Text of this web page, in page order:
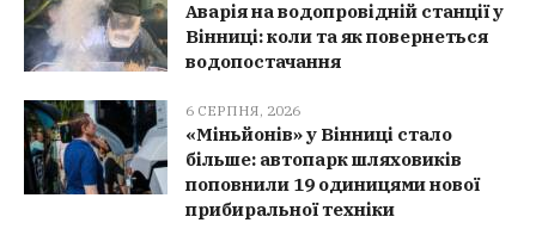
Аварія на водопровідній станції у
Вінниці: коли та як повернеться
водопостачання
6 СЕРПНЯ, 2026
«Міньйонів» у Вінниці стало
більше: автопарк шляховиків
поповнили 19 одиницями нової
прибиральної техніки